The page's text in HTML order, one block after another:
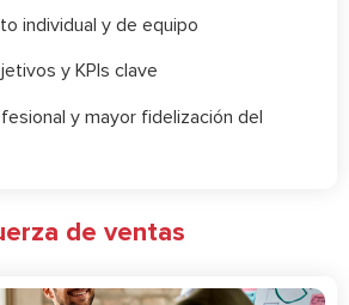
individual y de equipo
y KPIs clave
y mayor fidelización del
de ventas